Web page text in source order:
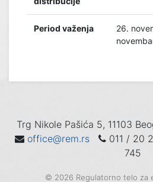
Period važenja
26.
Trg Nikole Pašića 5, 11103
office@rem.rs
011 / 20
745
© 2026 Regulatorno telo za